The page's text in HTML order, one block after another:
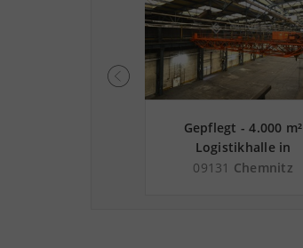
Gepflegt - 4.000 m²
Logistikhalle in
Chemnitz nahe
09131 Chemnitz